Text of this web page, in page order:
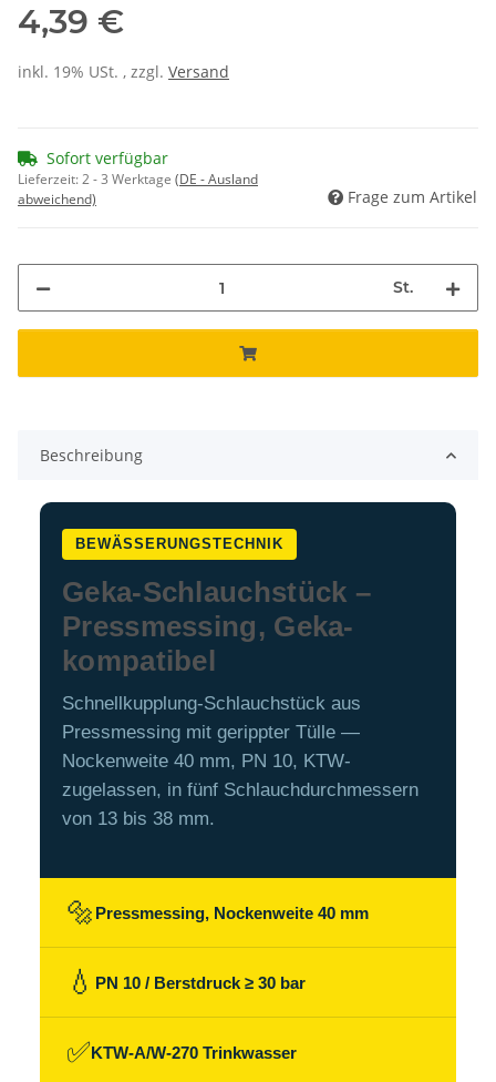
4,39 €
inkl. 19% USt. , zzgl. Versand
Sofort verfügbar
Lieferzeit:2 - 3 Werktage (DE - Ausland
abweichend)
Frage zum Artikel
St.
Beschreibung
BEWÄSSERUNGSTECHNIK
Geka-Schlauchstück –
Pressmessing, Geka-
kompatibel
Schnellkupplung-Schlauchstück aus
Pressmessing mit gerippter Tülle —
Nockenweite 40 mm, PN 10, KTW-
zugelassen, in fünf Schlauchdurchmessern
von 13 bis 38 mm.
🔩 Pressmessing, Nockenweite 40 mm
💧 PN 10 / Berstdruck ≥ 30 bar
✅KTW-A/W-270 Trinkwasser